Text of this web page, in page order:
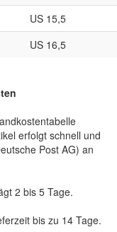
US 15,5
US 16,5
erfolgt schnell und
Post AG) an
2 bis 5 Tage.
bis zu 14 Tage.